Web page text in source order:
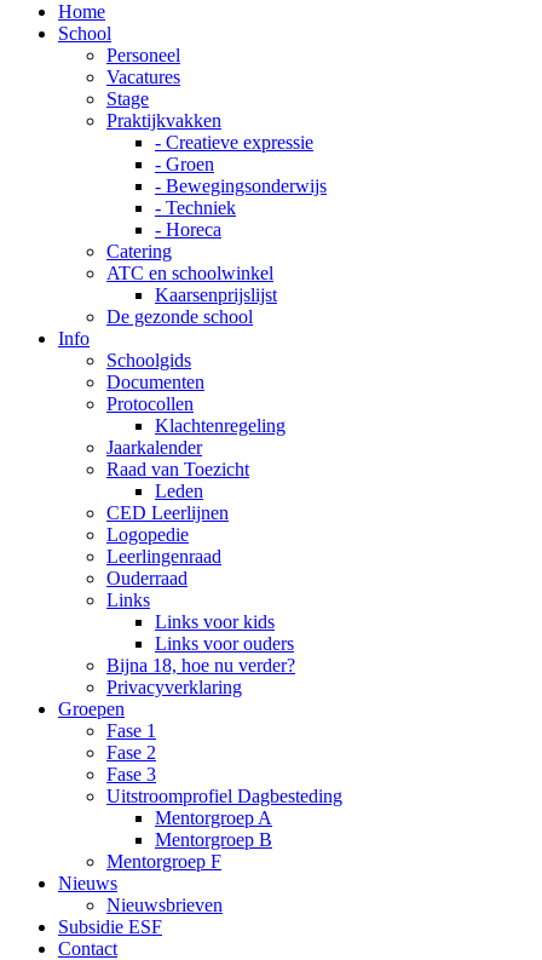
Home
School
Personeel
Vacatures
Stage
Praktijkvakken
- Creatieve expressie
- Groen
- Bewegingsonderwijs
- Techniek
- Horeca
Catering
ATC en schoolwinkel
Kaarsenprijslijst
De gezonde school
Info
Schoolgids
Documenten
Protocollen
Klachtenregeling
Jaarkalender
Raad van Toezicht
Leden
CED Leerlijnen
Logopedie
Leerlingenraad
Ouderraad
Links
Links voor kids
Links voor ouders
Bijna 18, hoe nu verder?
Privacyverklaring
Groepen
Fase 1
Fase 2
Fase 3
Uitstroomprofiel Dagbesteding
Mentorgroep A
Mentorgroep B
Mentorgroep F
Nieuws
Nieuwsbrieven
Subsidie ESF
Contact